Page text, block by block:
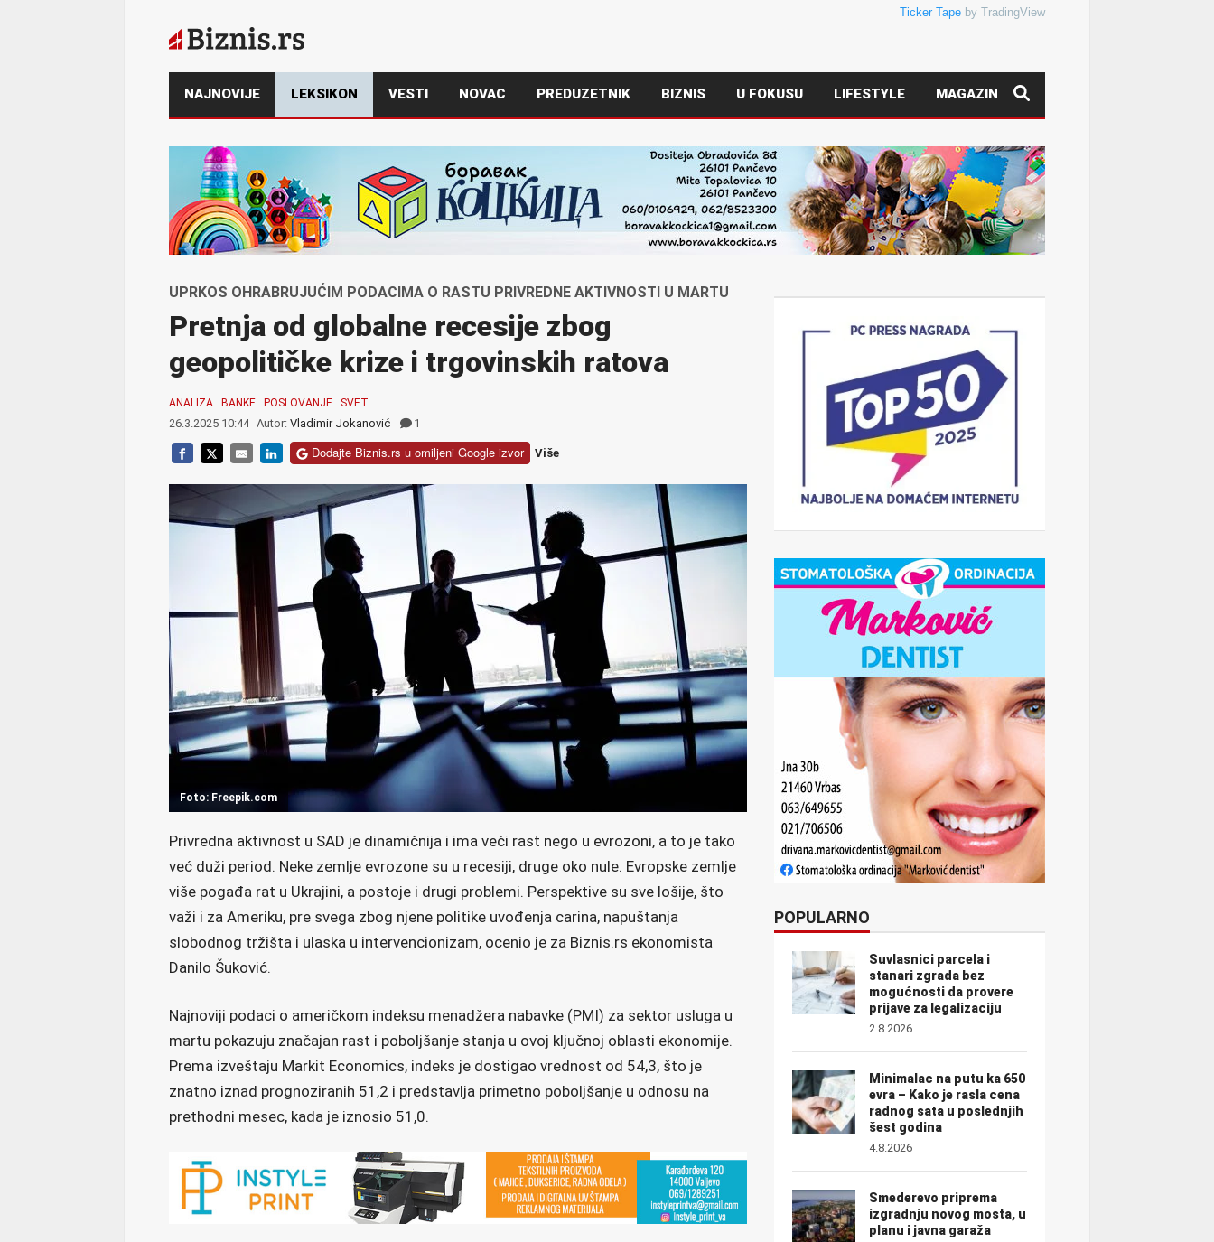
Ticker Tape by TradingView
NAJNOVIJE LEKSIKON VESTI NOVAC PREDUZETNIK BIZNIS U FOKUSU LIFESTYLE MAGAZIN
UPRKOS OHRABRUJUĆIM PODACIMA O RASTU PRIVREDNE AKTIVNOSTI U MARTU
Pretnja od globalne recesije zbog
geopolitičke krize i trgovinskih ratova
ANALIZA BANKE POSLOVANJE SVET
26.3.2025 10:44 Autor: Vladimir Jokanović 1
Dodajte Biznis.rs u omiljeni Google izvor Više
Foto: Freepik.com
Privredna aktivnost u SAD je dinamičnija i ima veći rast nego u evrozoni, a to je tako
već duži period. Neke zemlje evrozone su u recesiji, druge oko nule. Evropske zemlje
više pogađa rat u Ukrajini, a postoje i drugi problemi. Perspektive su sve lošije, što
važi i za Ameriku, pre svega zbog njene politike uvođenja carina, napuštanja
slobodnog tržišta i ulaska u intervencionizam, ocenio je za Biznis.rs ekonomista
Danilo Šuković.
Najnoviji podaci o američkom indeksu menadžera nabavke (PMI) za sektor usluga u
martu pokazuju značajan rast i poboljšanje stanja u ovoj ključnoj oblasti ekonomije.
Prema izveštaju Markit Economics, indeks je dostigao vrednost od 54,3, što je
znatno iznad prognoziranih 51,2 i predstavlja primetno poboljšanje u odnosu na
prethodni mesec, kada je iznosio 51,0.
POPULARNO
Suvlasnici parcela i
stanari zgrada bez
mogućnosti da provere
prijave za legalizaciju
2.8.2026
Minimalac na putu ka 650
evra – Kako je rasla cena
radnog sata u poslednjih
šest godina
4.8.2026
Smederevo priprema
izgradnju novog mosta, u
planu i javna garaža